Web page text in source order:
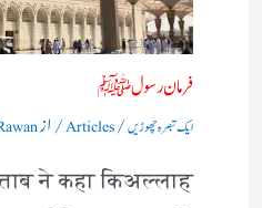
فرمان رسولﷺ
ایک تبصرہ چھوڑیں/
Articles/ از
ने कहा किअल्लाह